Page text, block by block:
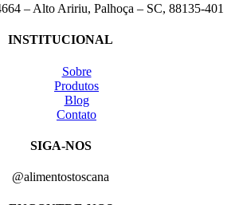
– Alto Aririu, Palhoça – SC, 88135-401
INSTITUCIONAL
Sobre
Produtos
Blog
Contato
SIGA-NOS
@alimentostoscana